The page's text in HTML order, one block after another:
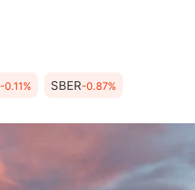
-0.11% SBER-0.87%